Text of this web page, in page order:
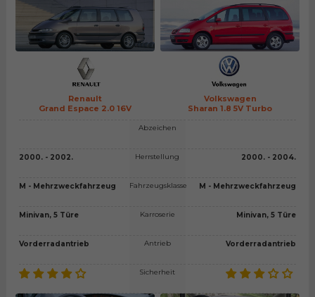
Renault
Grand Espace 2.0 16V
Volkswagen
Sharan 1.8 5V Turbo
2000. - 2002.
M - Mehrzweckfahrzeug
Minivan, 5 Türe
Vorderradantrieb
Abzeichen
Herrstellung
Fahrzeugsklasse
Karroserie
Antrieb
Sicherheit
2000. - 2004.
M - Mehrzweckfahrzeug
Minivan, 5 Türe
Vorderradantrieb